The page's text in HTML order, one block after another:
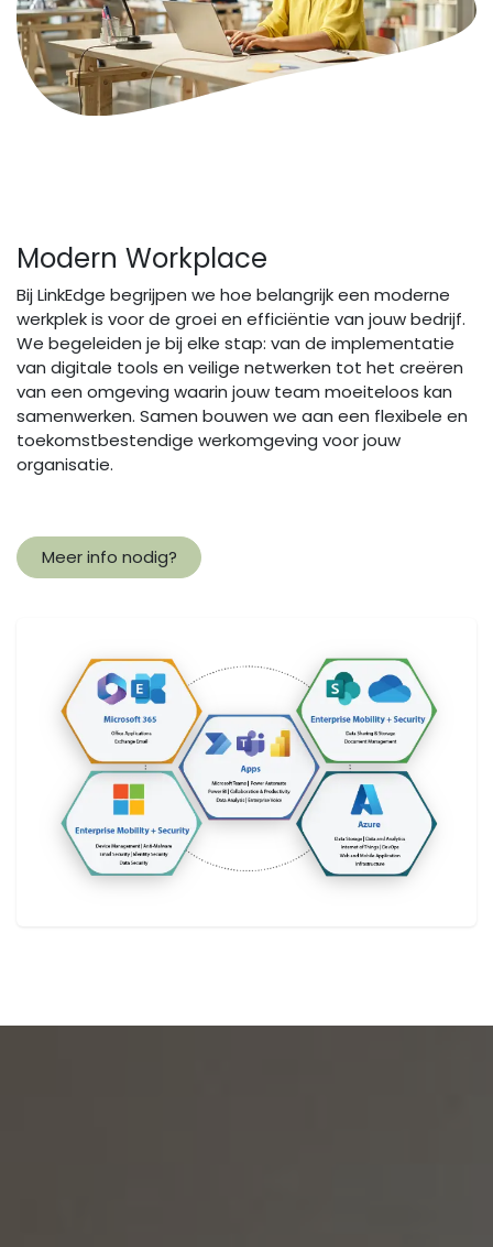
Modern Workplace
Bij LinkEdge begrijpen we hoe belangrijk een moderne
werkplek is voor de groei en efficiëntie van jouw bedrijf.
We begeleiden je bij elke stap: van de implementatie
van digitale tools en veilige netwerken tot het creëren
van een omgeving waarin jouw team moeiteloos kan
samenwerken. Samen bouwen we aan een flexibele en
toekomstbestendige werkomgeving voor jouw
organisatie.
Meer info nodig?